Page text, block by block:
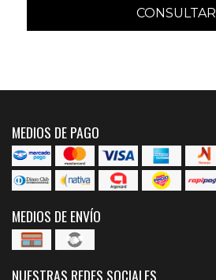
CONSULTAR
MEDIOS DE PAGO
MEDIOS DE ENVÍO
NUESTRAS REDES SOCIALES